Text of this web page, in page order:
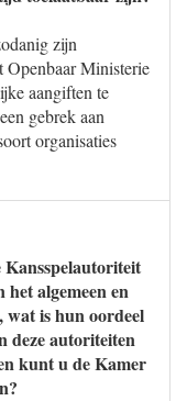
zijn
Openbaar Ministerie
aangiften te
gebrek aan
organisaties
algemeen en
is hun oordeel
deze autoriteiten
kunt u de Kamer